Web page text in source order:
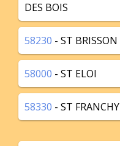
DES BOIS
58230 - ST BRISSON
58000 - ST ELOI
58330 - ST FRANCHY